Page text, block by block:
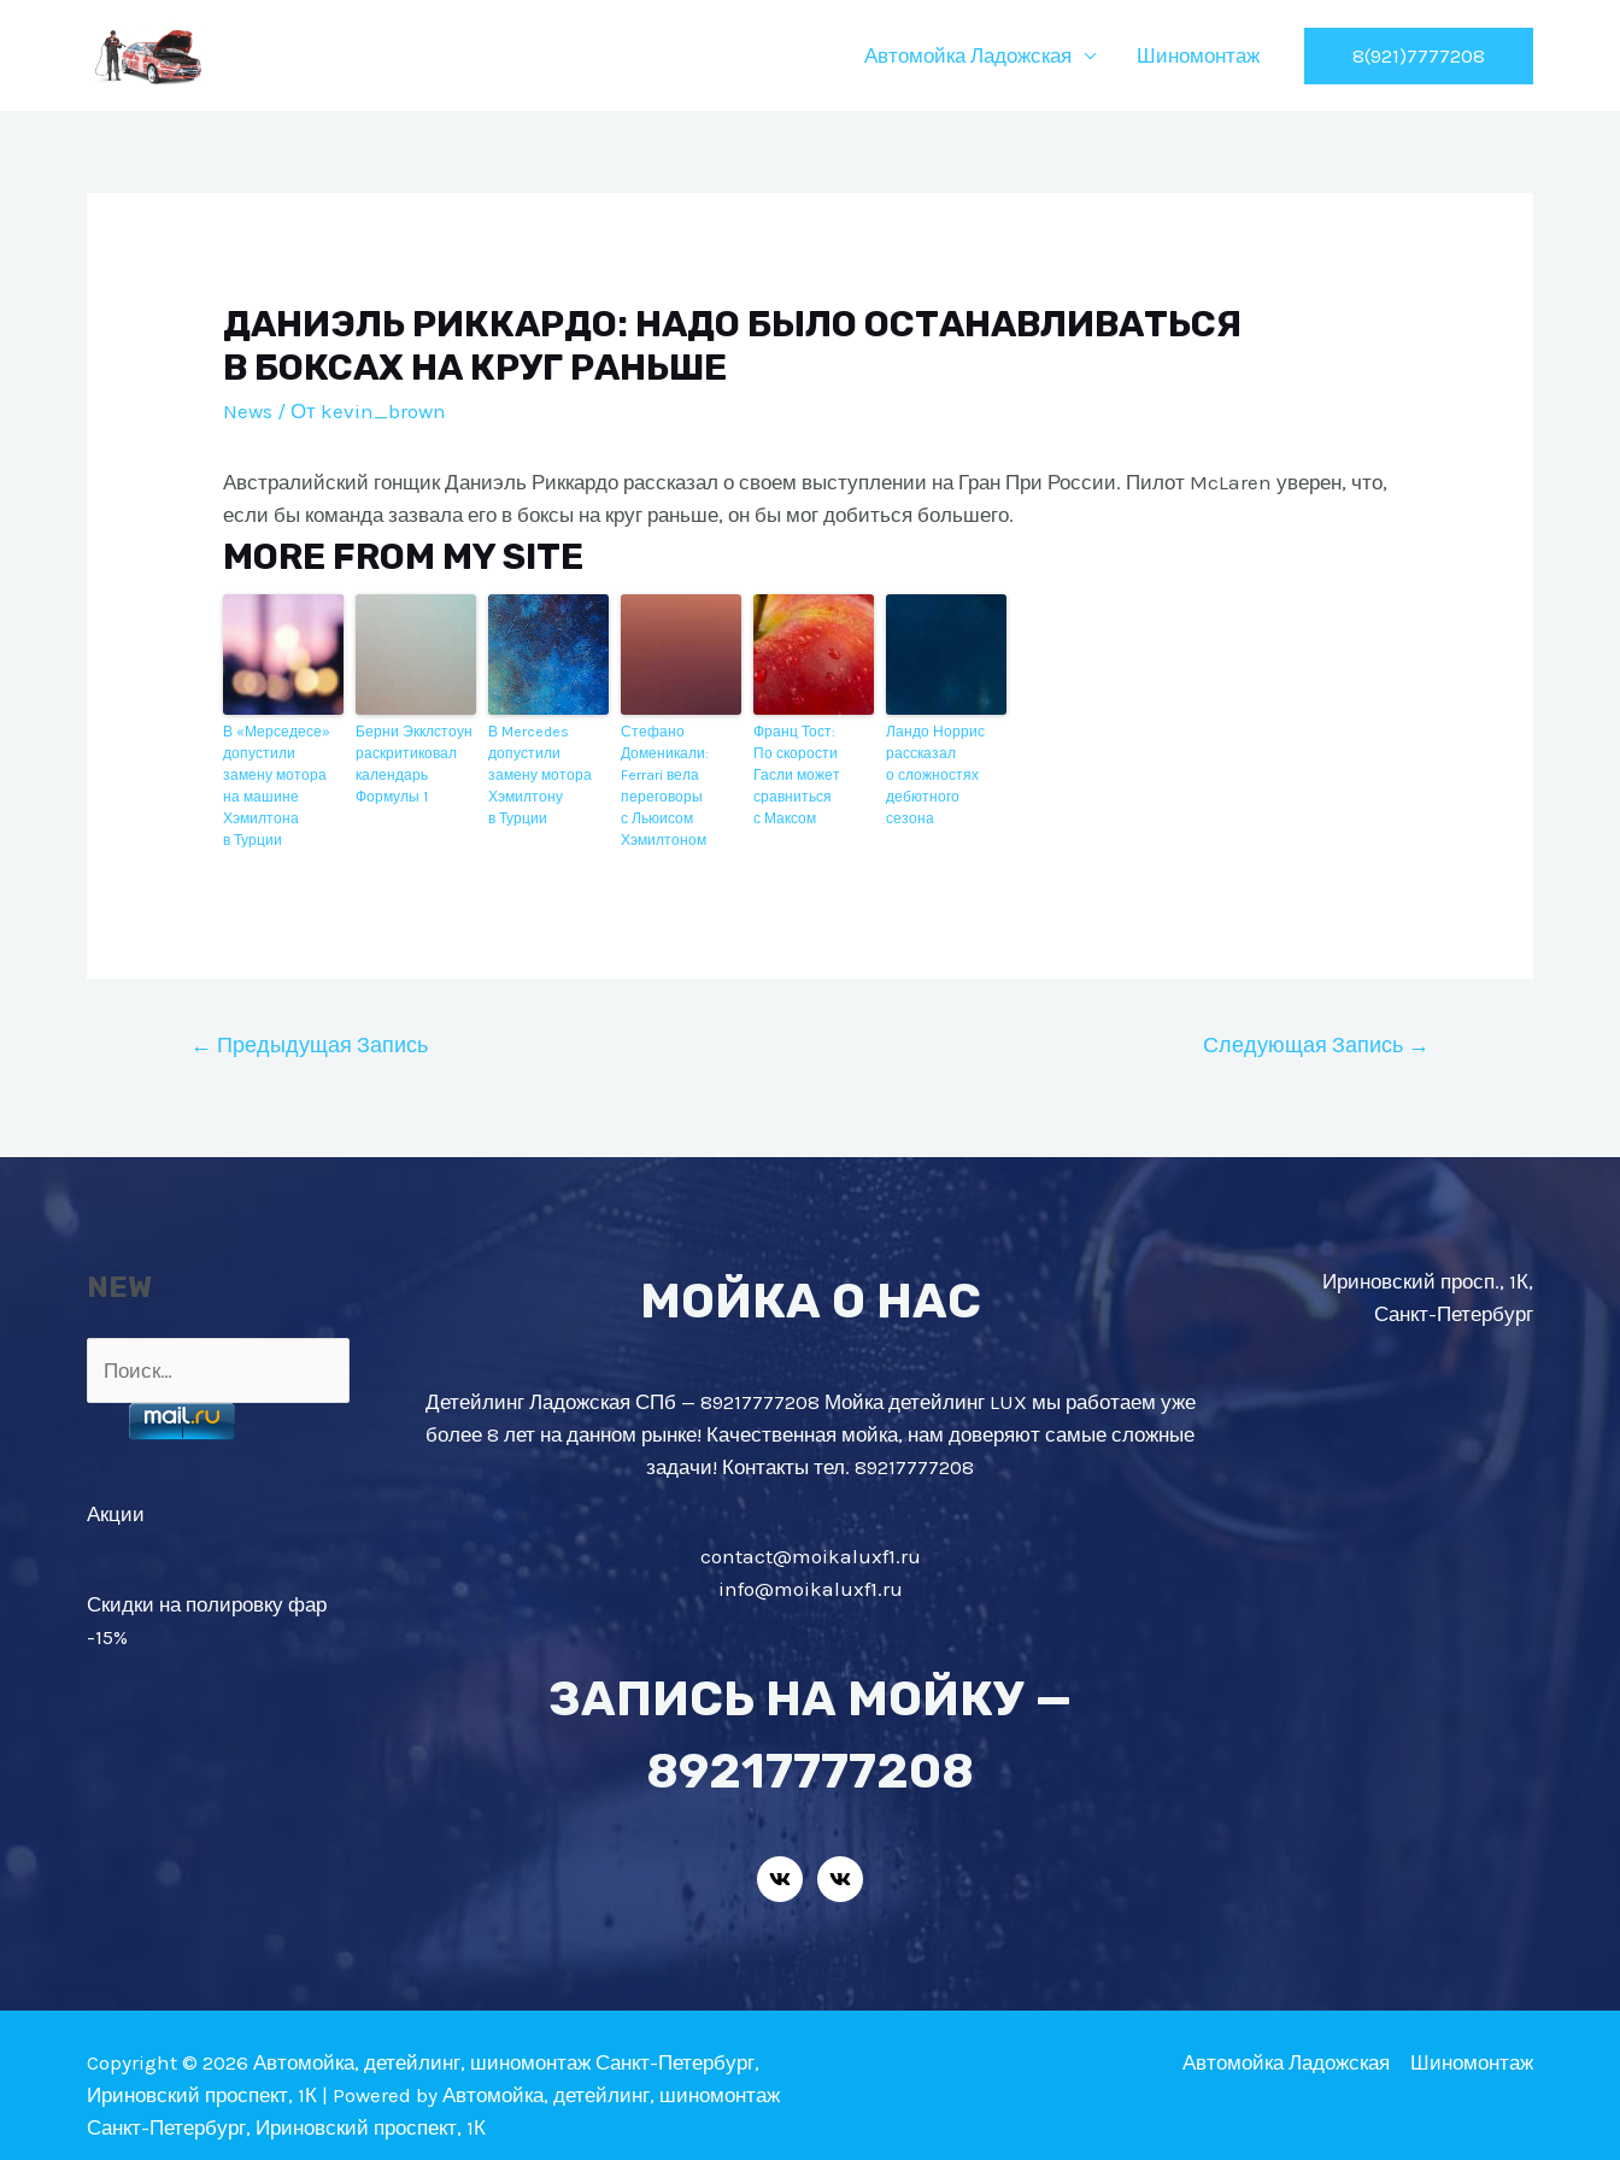
содержимому
Автомойка Ладожская Шиномонтаж 8(921)7777208
ДАНИЭЛЬ РИККАРДО: НАДО БЫЛО ОСТАНАВЛИВАТЬСЯ
В БОКСАХ НА КРУГ РАНЬШЕ
News / От kevin_brown
Австралийский гонщик Даниэль Риккардо рассказал о своем выступлении на Гран При России. Пилот McLaren уверен, что,
если бы команда зазвала его в боксы на круг раньше, он бы мог добиться большего.
MORE FROM MY SITE
В «Мерседесе»
допустили
замену мотора
на машине
Хэмилтона
в Турции
Берни Экклстоун
раскритиковал
календарь
Формулы 1
В Mercedes
допустили
замену мотора
Хэмилтону
в Турции
Стефано
Доменикали:
Ferrari вела
переговоры
с Льюисом
Хэмилтоном
Франц Тост:
По скорости
Гасли может
сравниться
с Максом
Ландо Норрис
рассказал
о сложностях
дебютного
сезона
Навигация
← Предыдущая Запись Следующая Запись →
NEW
Акции
Скидки на полировку фар
-15%
МОЙКА О НАС
Детейлинг Ладожская СПб — 89217777208 Мойка детейлинг LUX мы работаем уже
более 8 лет на данном рынке! Качественная мойка, нам доверяют самые сложные
задачи! Контакты тел. 89217777208
contact@moikaluxf1.ru
info@moikaluxf1.ru
ЗАПИСЬ НА МОЙКУ —
89217777208
Ириновский просп., 1К,
Санкт-Петербург
Copyright © 2026 Автомойка, детейлинг, шиномонтаж Санкт-Петербург,
Ириновский проспект, 1К | Powered by Автомойка, детейлинг, шиномонтаж
Санкт-Петербург, Ириновский проспект, 1К
Автомойка Ладожская Шиномонтаж